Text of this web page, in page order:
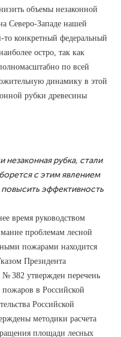
объемы незаконной
Северо-Западе нашей
то конкретный федеральный
остро, так как
по всей
динамику в этой
рубки древесины
рубка, стали
с этим явлением
эффективность
время руководством
проблемам лесной
пожарами находится
Президента
382 утвержден перечень
в Российской
Российской
методики расчета
площади лесных